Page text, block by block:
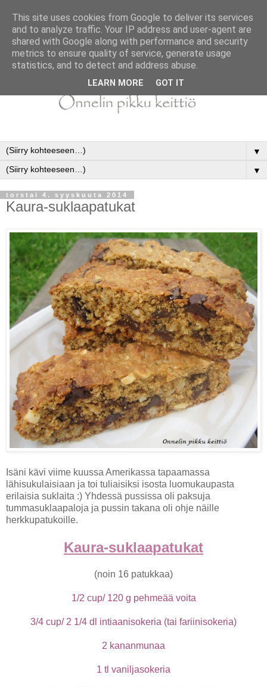
▼
▼
torstai 4. syyskuuta 2014
Kaura-suklaapatukat
Isäni kävi viime kuussa Amerikassa tapaamassa
lähisukulaisiaan ja toi tuliaisiksi isosta luomukaupasta
erilaisia suklaita :) Yhdessä pussissa oli paksuja
tummasuklaapaloja ja pussin takana oli ohje näille
herkkupatukoille.
Kaura-suklaapatukat
(noin 16 patukkaa)
1/2 cup/ 120 g pehmeää voita
3/4 cup/ 2 1/4 dl intiaanisokeria (tai fariinisokeria)
2 kananmunaa
1 tl vaniljasokeria
This site uses cookies from Google to deliver its services
and to analyze traffic. Your IP address and user-agent are
shared with Google along with performance and security
metrics to ensure quality of service, generate usage
statistics, and to detect and address abuse.
LEARN MORE GOT IT